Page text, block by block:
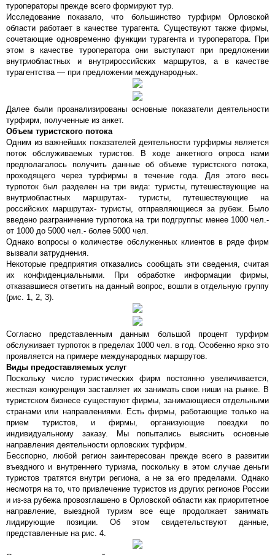
туроператоры прежде всего формируют тур.
Исследование показало, что большинство турфирм Орловской
области работает в качестве турагента. Существуют также фирмы,
сочетающие одновременно функции турагента и туроператора. При
этом в качестве туроператора они выступают при предложении
внутриобластных и внутрироссийских маршрутов, а в качестве
турагентства — при предложении международных.
Далее были проанализированы основные показатели деятельности
турфирм, полученные из анкет.
Объем туристского потока
Одним из важнейших показателей деятельности турфирмы является
поток обслуживаемых туристов. В ходе анкетного опроса нами
предполагалось получить данные об объеме туристского потока,
проходящего через турфирмы в течение года. Для этого весь
турпоток был разделен на три вида: туристы, путешествующие на
внутриобластных маршрутах- туристы, путешествующие на
российских маршрутах- туристы, отправляющиеся за рубеж. Было
введено разграничение турпотока на три подгруппы: менее 1000 чел.-
от 1000 до 5000 чел.- более 5000 чел.
Однако вопросы о количестве обслуженных клиентов в ряде фирм
вызвали затруднения.
Некоторые предприятия отказались сообщать эти сведения, считая
их конфиденциальными. При обработке информации фирмы,
отказавшиеся ответить на данный вопрос, вошли в отдельную группу
(рис. 1, 2, 3).
Согласно представленным данным большой процент турфирм
обслуживает турпоток в пределах 1000 чел. в год. Особенно ярко это
проявляется на примере международных маршрутов.
Виды предоставляемых услуг
Поскольку число туристических фирм постоянно увеличивается,
жесткая конкуренция заставляет их занимать свои ниши на рынке. В
туристском бизнесе существуют фирмы, занимающиеся отдельными
странами или направлениями. Есть фирмы, работающие только на
прием туристов, и фирмы, организующие поездки по
индивидуальному заказу. Мы попытались выяснить основные
направления деятельности орловских турфирм.
Бесспорно, любой регион заинтересован прежде всего в развитии
въездного и внутреннего туризма, поскольку в этом случае деньги
туристов тратятся внутри региона, а не за его пределами. Однако
несмотря на то, что привлечение туристов из других регионов России
и из-за рубежа провозглашено в Орловской области как приоритетное
направление, выездной туризм все еще продолжает занимать
лидирующие позиции. Об этом свидетельствуют данные,
представленные на рис. 4.